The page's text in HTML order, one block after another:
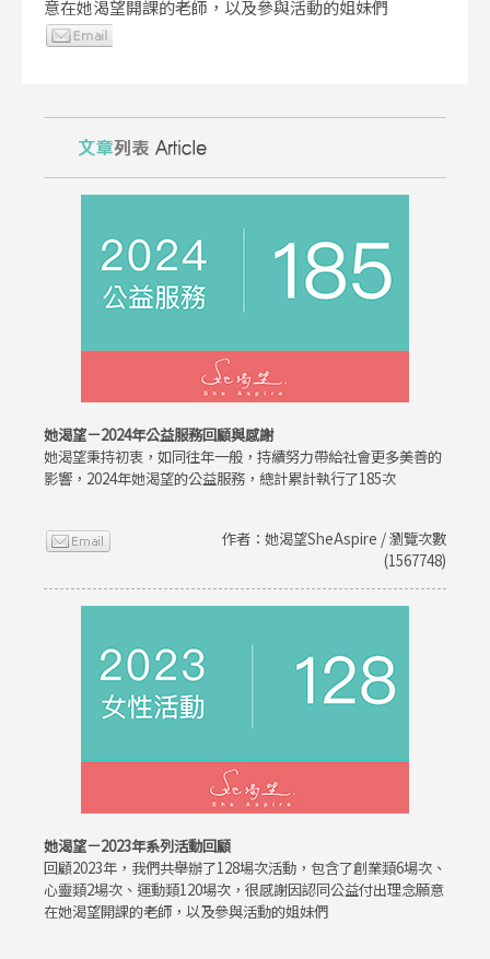
意在她渴望開課的老師，以及參與活動的姐妹們
她渴望－2024年公益服務回顧與感謝
她渴望秉持初衷，如同往年一般，持續努力帶給社會更多美善的
影響，2024年她渴望的公益服務，總計累計執行了185次
作者：她渴望SheAspire / 瀏覽次數
(1567748)
她渴望－2023年系列活動回顧
回顧2023年，我們共舉辦了128場次活動，包含了創業類6場次、
心靈類2場次、運動類120場次，很感謝因認同公益付出理念願意
在她渴望開課的老師，以及參與活動的姐妹們